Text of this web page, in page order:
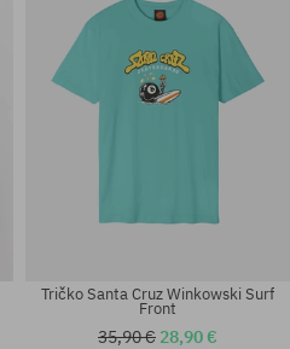
Tričko Santa Cruz Winkowski Surf
Front
35,90 € 28,90 €